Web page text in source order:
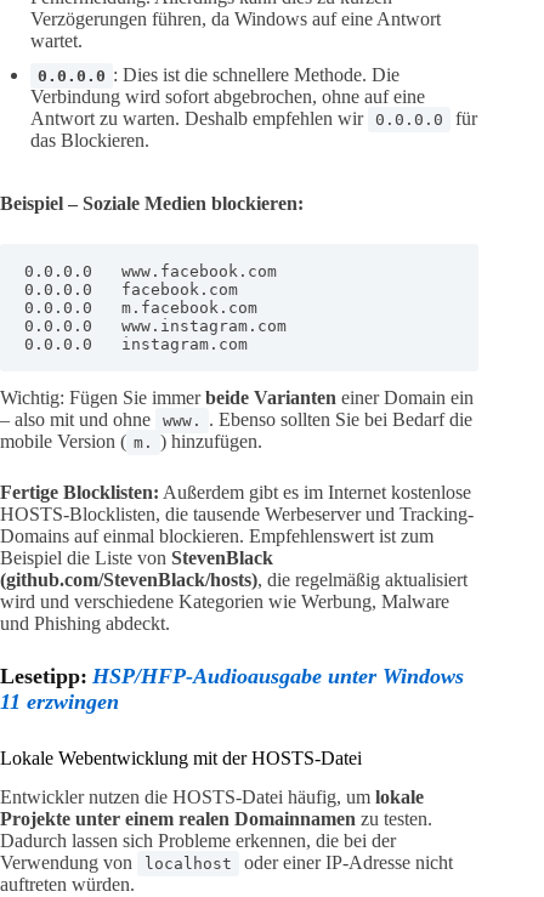
Verzögerungen führen, da Windows auf eine Antwort
wartet.
0.0.0.0 : Dies ist die schnellere Methode. Die
Verbindung wird sofort abgebrochen, ohne auf eine
Antwort zu warten. Deshalb empfehlen wir 0.0.0.0
für
das Blockieren.
Beispiel – Soziale Medien blockieren:
0.0.0.0   www.facebook.com
0.0.0.0   facebook.com
0.0.0.0   m.facebook.com
0.0.0.0   www.instagram.com
0.0.0.0   instagram.com
Wichtig: Fügen Sie immerbeide Varianten einer Domain ein
– also mit und ohne
www.
. Ebenso sollten Sie bei Bedarf die
mobile Version ( m. ) hinzufügen.
Fertige Blocklisten: Außerdem gibt es im Internet kostenlose
HOSTS-Blocklisten, die tausende Werbeserver und Tracking-
Domains auf einmal blockieren. Empfehlenswert ist zum
Beispiel die Liste von StevenBlack
(github.com/StevenBlack/hosts), die regelmäßig aktualisiert
wird und verschiedene Kategorien wie Werbung, Malware
und Phishing abdeckt.
Lesetipp: HSP/HFP-Audioausgabe unter Windows
11 erzwingen
Lokale Webentwicklung mit der HOSTS-Datei
Entwickler nutzen die HOSTS-Datei häufig, um lokale
Projekte unter einem realen Domainnamen zu testen.
Dadurch lassen sich Probleme erkennen, die bei der
Verwendung von
localhost
oder einer IP-Adresse nicht
auftreten würden.